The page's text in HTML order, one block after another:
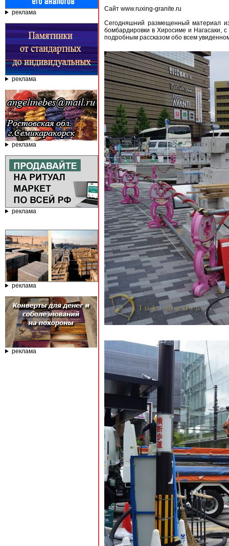
реклама
реклама
реклама
реклама
реклама
реклама
Сайт www.ruxing-granite.ru
Сегодняшний размещенный материал
бомбардировки в Хиросиме и Нагасаки,
подробным рассказом обо всем